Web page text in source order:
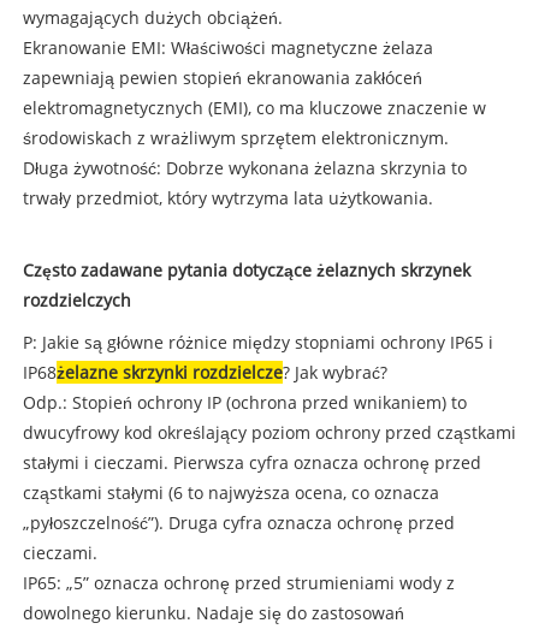
wymagających dużych obciążeń.
Ekranowanie EMI: Właściwości magnetyczne żelaza
zapewniają pewien stopień ekranowania zakłóceń
elektromagnetycznych (EMI), co ma kluczowe znaczenie w
środowiskach z wrażliwym sprzętem elektronicznym.
Długa żywotność: Dobrze wykonana żelazna skrzynia to
trwały przedmiot, który wytrzyma lata użytkowania.
Często zadawane pytania dotyczące żelaznych skrzynek
rozdzielczych
P: Jakie są główne różnice między stopniami ochrony IP65 i
IP68żelazne skrzynki rozdzielcze? Jak wybrać?
Odp.: Stopień ochrony IP (ochrona przed wnikaniem) to
dwucyfrowy kod określający poziom ochrony przed cząstkami
stałymi i cieczami. Pierwsza cyfra oznacza ochronę przed
cząstkami stałymi (6 to najwyższa ocena, co oznacza
„pyłoszczelność”). Druga cyfra oznacza ochronę przed
cieczami.
IP65: „5” oznacza ochronę przed strumieniami wody z
dowolnego kierunku. Nadaje się do zastosowań